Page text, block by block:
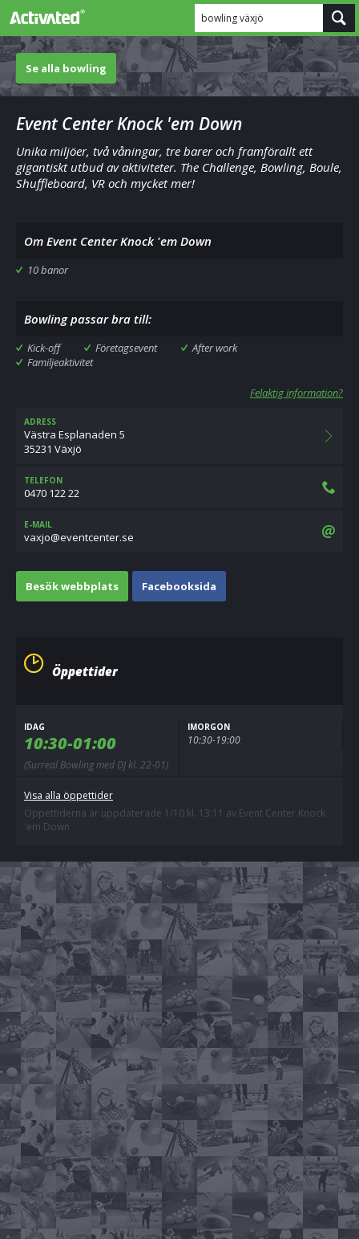
bowling växjö
Se alla bowling
Event Center Knock 'em Down
Unika miljöer, två våningar, tre barer och framförallt ett
gigantiskt utbud av aktiviteter. The Challenge, Bowling, Boule,
Shuffleboard, VR och mycket mer!
Om Event Center Knock 'em Down
10 banor
Bowling passar bra till:
Kick-off Företagsevent
After work
Familjeaktivitet
Felaktig information?
ADRESS
Västra Esplanaden 5
35231 Växjö
TELEFON
0470 122 22
E-MAIL
es.retnectneve@ojxav
Besök webbplats Facebooksida
Öppettider
IDAG
10:30-01:00
(Surreal Bowling med DJ kl. 22-01)
IMORGON
10:30-19:00
Visa alla öppettider
Öppettiderna är uppdaterade 1/10 kl. 13:11 av Event Center Knock
'em Down